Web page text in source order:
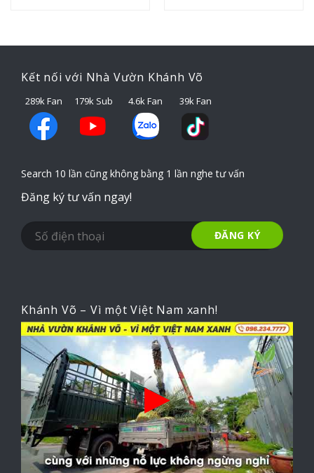
Kết nối với Nhà Vườn Khánh Võ
289k Fan 179k Sub 4.6k Fan 39k Fan
Search 10 lần cũng không bằng 1 lần nghe tư vấn
Đăng ký tư vấn ngay!
Khánh Võ – Vì một Việt Nam xanh!